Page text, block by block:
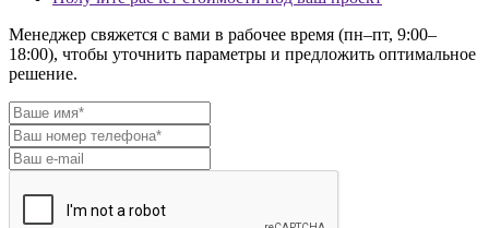
Менеджер свяжется с вами в рабочее время (пн–пт, 9:00–
18:00), чтобы уточнить параметры и предложить оптимальное
решение.